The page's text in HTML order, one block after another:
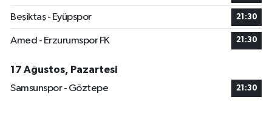
Beşiktaş - Eyüpspor 21:30
Amed - Erzurumspor FK 21:30
17 Ağustos, Pazartesi
Samsunspor - Göztepe
21:30